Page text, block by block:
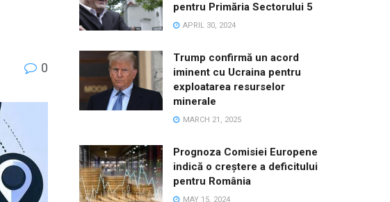
0
pentru Primăria Sectorului 5
APRIL 30, 2024
Trump confirmă un acord
iminent cu Ucraina pentru
exploatarea resurselor
minerale
MARCH 21, 2025
Prognoza Comisiei Europene
indică o creștere a deficitului
pentru România
MAY 15, 2024